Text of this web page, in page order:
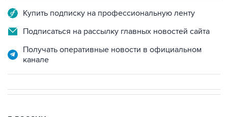
Подписаться на рассылку главных новостей сайта
Получать оперативные новости в официальном
канале